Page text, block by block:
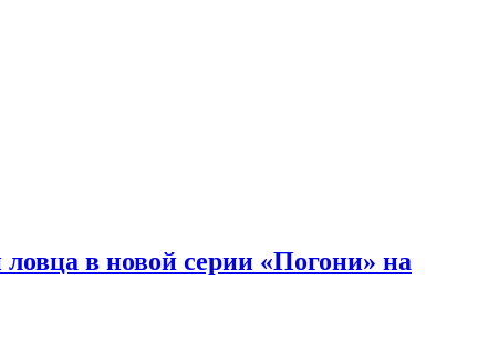
в новой серии «Погони» на